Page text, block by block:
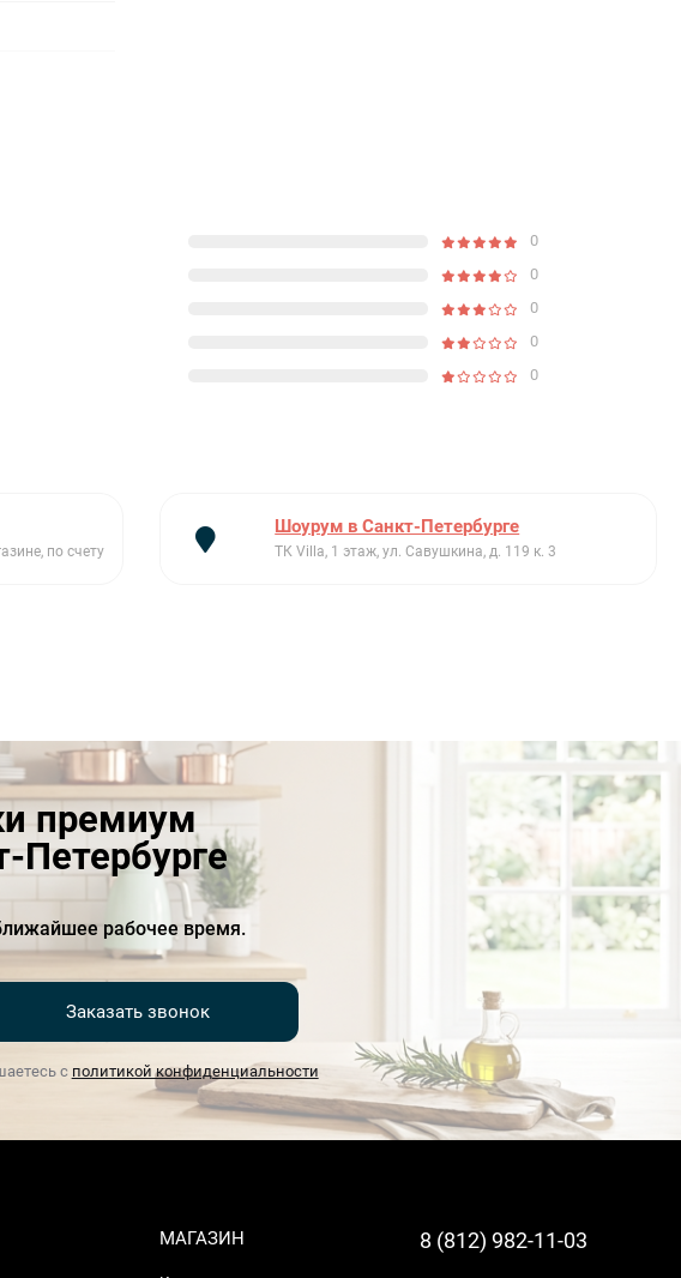
0
0
0
0
0
по счету
Шоурум в Санкт-Петербурге
ТК Villa, 1 этаж, ул. Савушкина, д. 119 к. 3
премиум
Петербурге
рабочее время.
Заказать звонок
с политикой конфиденциальности
МАГАЗИН 8 (812) 982-11-03